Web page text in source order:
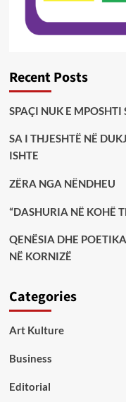
Recent Posts
SPAÇI NUK E MPOSHTI
SA I THJESHTË NË
ISHTE
ZËRA NGA NËNDHEU
“DASHURIA NË KOHË
QENËSIA DHE
NË KORNIZË
Categories
Art Kulture
Business
Editorial